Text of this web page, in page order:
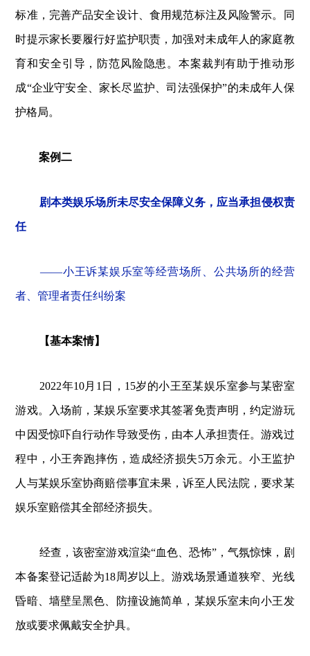
标准，完善产品安全设计、食用规范标注及风险警示。同
时提示家长要履行好监护职责，加强对未成年人的家庭教
育和安全引导，防范风险隐患。本案裁判有助于推动形
成“企业守安全、家长尽监护、司法强保护”的未成年人保
护格局。
案例二
剧本类娱乐场所未尽安全保障义务，应当承担侵权责
任
——小王诉某娱乐室等经营场所、公共场所的经营
者、管理者责任纠纷案
【基本案情】
2022年10月1日，15岁的小王至某娱乐室参与某密室
游戏。入场前，某娱乐室要求其签署免责声明，约定游玩
中因受惊吓自行动作导致受伤，由本人承担责任。游戏过
程中，小王奔跑摔伤，造成经济损失5万余元。小王监护
人与某娱乐室协商赔偿事宜未果，诉至人民法院，要求某
娱乐室赔偿其全部经济损失。
经查，该密室游戏渲染“血色、恐怖”，气氛惊悚，剧
本备案登记适龄为18周岁以上。游戏场景通道狭窄、光线
昏暗、墙壁呈黑色、防撞设施简单，某娱乐室未向小王发
放或要求佩戴安全护具。